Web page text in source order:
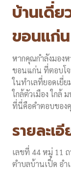
บ้านเดี่ย
ขอนแก่น
หากคุณกำลังมองห
ขอนแก่น ที่ตอบโจ
ในทำเลที่ยอดเยี่
ใกล้ตัวเมือง ใก
ที่นี่คือคำตอบของ
รายละเ
เลขที่ 44 หมู่ 11
ตำบลบ้านเป็ด อำ